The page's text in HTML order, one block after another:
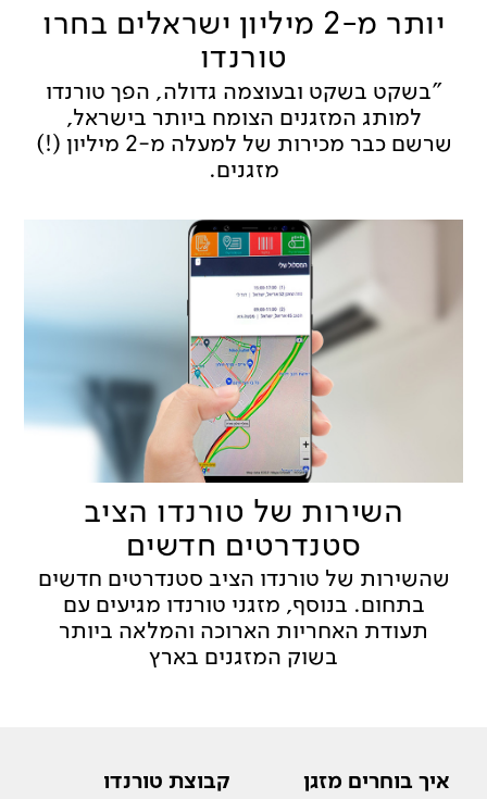
יותר מ-2 מיליון ישראלים בחרו
טורנדו
"בשקט בשקט ובעוצמה גדולה, הפך טורנדו
למותג המזגנים הצומח ביותר בישראל,
שרשם כבר מכירות של למעלה מ-2 מיליון (!)
מזגנים.
השירות של טורנדו הציב
סטנדרטים חדשים
שהשירות של טורנדו הציב סטנדרטים חדשים
בתחום. בנוסף, מזגני טורנדו מגיעים עם
תעודת האחריות הארוכה והמלאה ביותר
בשוק המזגנים בארץ
איך בוחרים מזגן קבוצת טורנדו